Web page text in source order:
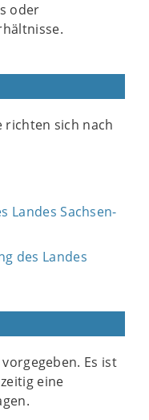
oder
richten sich nach
Landes Sachsen-
des Landes
Es ist
eine